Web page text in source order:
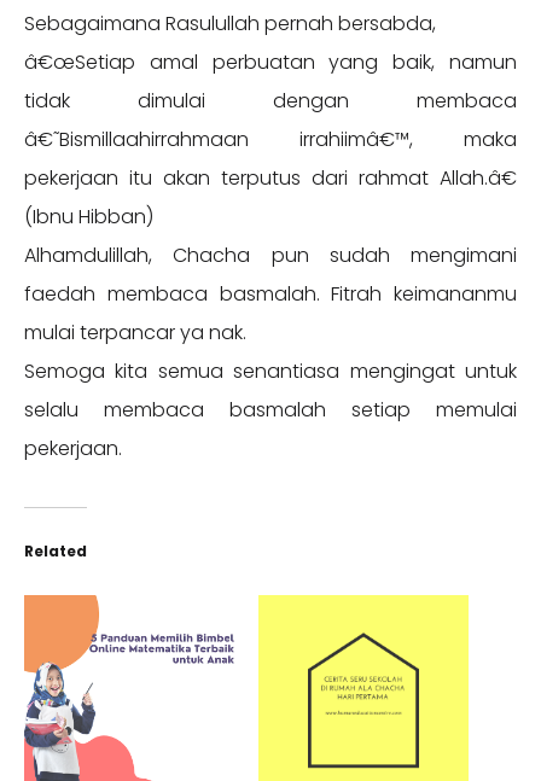
Sebagaimana Rasulullah pernah bersabda,
â€œSetiap amal perbuatan yang baik, namun
tidak dimulai dengan membaca
â€˜Bismillaahirrahmaan irrahiimâ€™, maka
pekerjaan itu akan terputus dari rahmat Allah.â€
(Ibnu Hibban)
Alhamdulillah, Chacha pun sudah mengimani
faedah membaca basmalah. Fitrah keimananmu
mulai terpancar ya nak.
Semoga kita semua senantiasa mengingat untuk
selalu membaca basmalah setiap memulai
pekerjaan.
Related